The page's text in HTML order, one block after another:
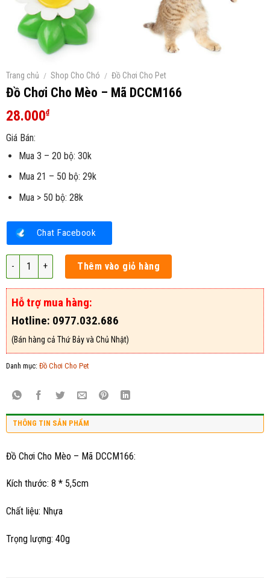
Trang chủ / Shop Cho Chó / Đồ Chơi Cho Pet
Đồ Chơi Cho Mèo – Mã DCCM166
28.000₫
Giá Bán:
Mua 3 – 20 bộ: 30k
Mua 21 – 50 bộ: 29k
Mua > 50 bộ: 28k
Chat Facebook
Đồ Chơi Cho Mèo - Mã DCCM166 số lượng
Thêm vào giỏ hàng
Hỗ trợ mua hàng:
Hotline: 0977.032.686
(Bán hàng cả Thứ Bảy và Chủ Nhật)
Danh mục: Đồ Chơi Cho Pet
THÔNG TIN SẢN PHẨM
Đồ Chơi Cho Mèo – Mã DCCM166:
Kích thước: 8 * 5,5cm
Chất liệu: Nhựa
Trọng lượng: 40g